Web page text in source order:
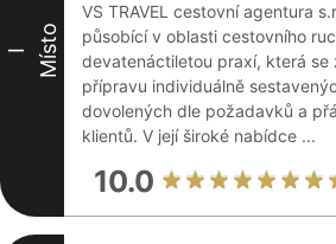
I Místo
VS TRAVEL cestovní agentura
působící v oblasti cestovního
devatenáctiletou praxí, která se
přípravu individuálně
dovolených dle požadavků a
klientů. V její široké nabídce ...
10.0